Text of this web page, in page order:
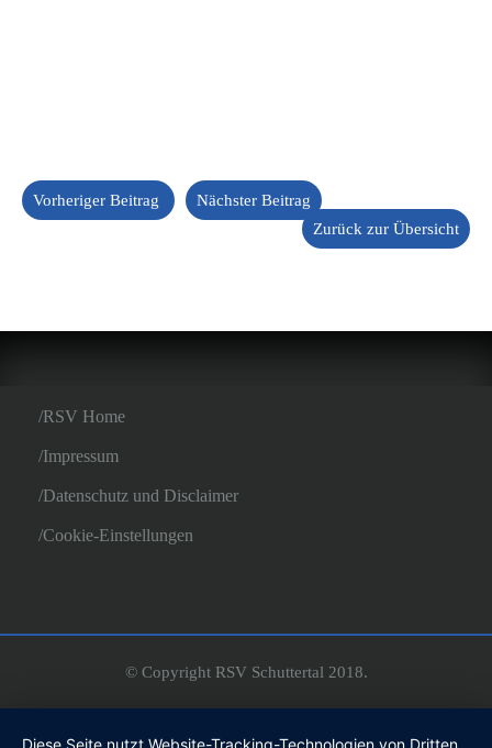
Vorheriger Beitrag
Nächster Beitrag
Zurück zur Übersicht
RSV Home
Impressum
Datenschutz und Disclaimer
Cookie-Einstellungen
© Copyright RSV Schuttertal 2018.
Diese Seite nutzt Website-Tracking-Technologien von Dritten,